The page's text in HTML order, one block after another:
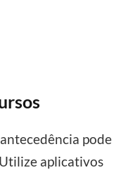
pode
aplicativos